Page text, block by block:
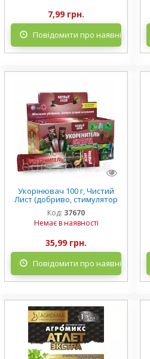
7,99 грн.
Повідомити про наявність
Укорінювач 100 г, Чистий
Лист (добриво, стимулятор
росту коріння)
Код: 37670
Немає в наявності
35,99 грн.
Повідомити про наявність